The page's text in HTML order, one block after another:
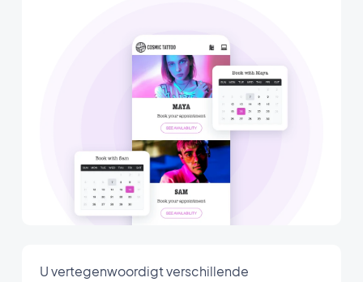
U vertegenwoordigt verschillende